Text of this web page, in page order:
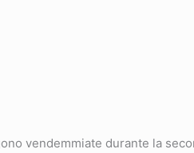
vendemmiate durante la